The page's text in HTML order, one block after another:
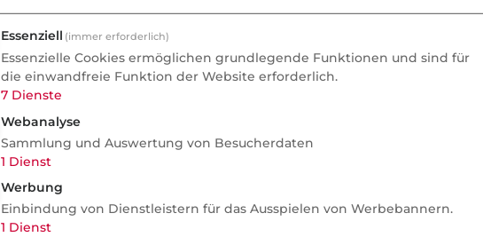
Essenziell (immer erforderlich)
Essenzielle Cookies ermöglichen grundlegende Funktionen und sind für
die einwandfreie Funktion der Website erforderlich.
7 Dienste
Webanalyse
Sammlung und Auswertung von Besucherdaten
1 Dienst
Werbung
Einbindung von Dienstleistern für das Ausspielen von Werbebannern.
1 Dienst